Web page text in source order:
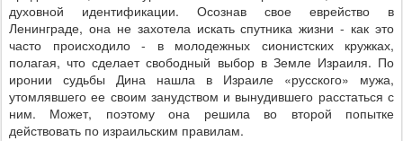
духовной идентификации. Осознав свое еврейство в
Ленинграде, она не захотела искать спутника жизни - как это
часто происходило - в молодежных сионистских кружках,
полагая, что сделает свободный выбор в Земле Израиля. По
иронии судьбы Дина нашла в Израиле «русского» мужа,
утомлявшего ее своим занудством и вынудившего расстаться с
ним. Может, поэтому она решила во второй попытке
действовать по израильским правилам.